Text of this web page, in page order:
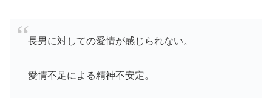
長男に対しての愛情が感じられない。
愛情不足による精神不安定。